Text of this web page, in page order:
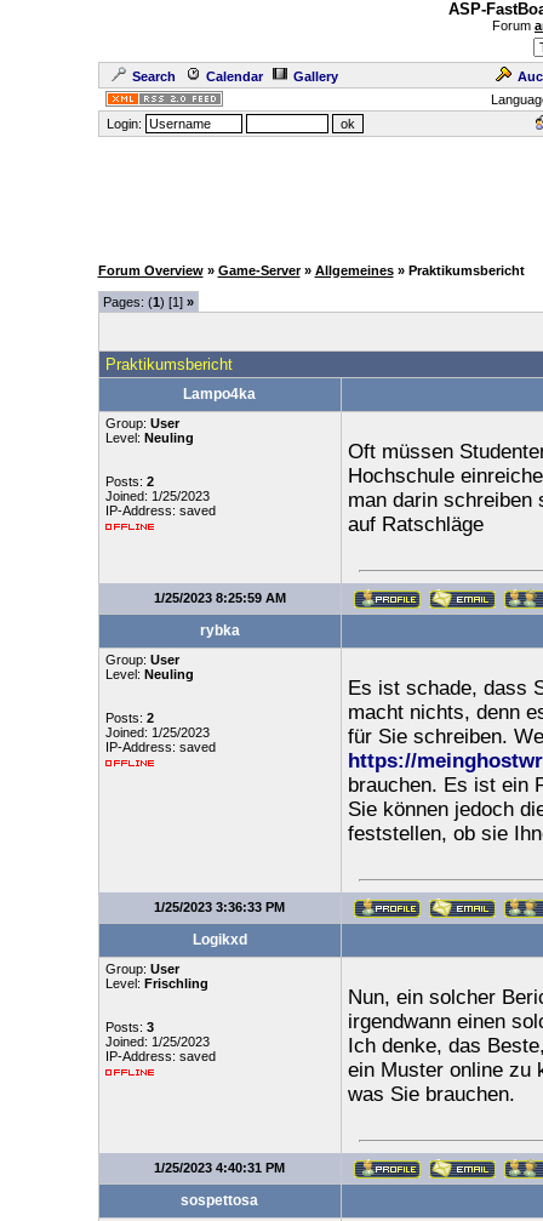
ASP-
Forum
Search Calendar Gallery
Login:
Forum Overview » Game-Server » Allgemeines » Praktikumsbericht
Pages: (1) [1] »
Praktikumsbericht
Lampo4ka
Group: User
Level: Neuling
Posts: 2
Joined: 1/25/2023
IP-Address: saved
Oft müssen
Hochschule
man darin schreiben
auf Ratschläge
1/25/2023 8:25:59 AM
rybka
Group: User
Level: Neuling
Posts: 2
Joined: 1/25/2023
IP-Address: saved
Es ist schade, dass
macht nichts, denn
für Sie schreiben.
https://
brauchen. Es ist ein
Sie können jedoch
feststellen, ob sie
1/25/2023 3:36:33 PM
Logikxd
Group: User
Level: Frischling
Posts: 3
Joined: 1/25/2023
IP-Address: saved
Nun, ein solcher
irgendwann einen
Ich denke, das
ein Muster online zu
was Sie brauchen.
1/25/2023 4:40:31 PM
sospettosa